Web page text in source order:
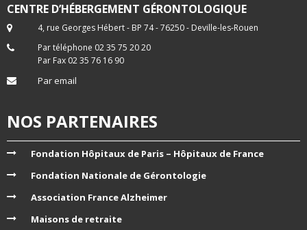
CENTRE D’HÉBERGEMENT GÉRONTOLOGIQUE
4, rue Georges Hébert - BP 74 - 76250 - Deville-les-Rouen
Par téléphone 02 35 75 20 20
Par Fax 02 35 76 16 90
Par email
NOS PARTENAIRES
Fondation Hôpitaux de Paris – Hôpitaux de France
Fondation Nationale de Gérontologie
Association France Alzheimer
Maisons de retraite